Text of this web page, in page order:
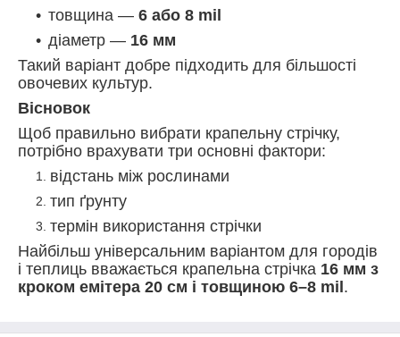
товщина — 6 або 8 mil
діаметр — 16 мм
Такий варіант добре підходить для більшості
овочевих культур.
Вісновок
Щоб правильно вибрати крапельну стрічку,
потрібно врахувати три основні фактори:
відстань між рослинами
тип ґрунту
термін використання стрічки
Найбільш універсальним варіантом для городів
і теплиць вважається крапельна стрічка 16 мм з
кроком емітера 20 см і товщиною 6–8 mil .